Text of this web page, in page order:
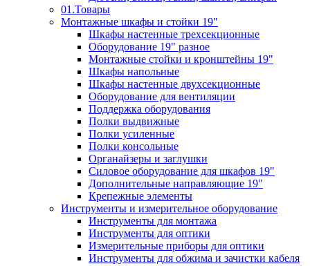
01.Товары
Монтажные шкафы и стойки 19"
Шкафы настенные трехсекционные
Оборудование 19" разное
Монтажные стойки и кронштейны 19"
Шкафы напольные
Шкафы настенные двухсекционные
Оборудование для вентиляции
Поддержка оборудования
Полки выдвижные
Полки усиленные
Полки консольные
Органайзеры и заглушки
Силовое оборудование для шкафов 19"
Дополнительные направляющие 19"
Крепежные элементы
Инструменты и измерительное оборудование
Инструменты для монтажа
Инструменты для оптики
Измерительные приборы для оптики
Инструменты для обжима и зачистки кабеля